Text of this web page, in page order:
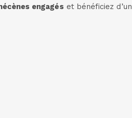
engagés et bénéficiez d’un